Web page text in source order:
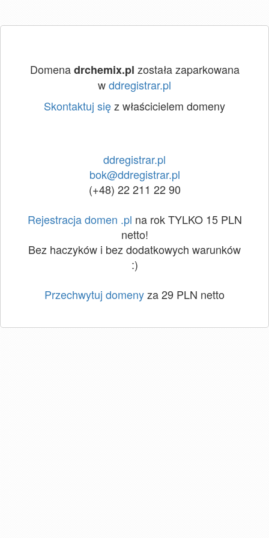
Domenadrchemix.pl została zaparkowana
wddregistrar.pl
Skontaktuj sięz właścicielem domeny
ddregistrar.pl
bok@ddregistrar.pl
(+48) 22 211 22 90
Rejestracja domen .pl na rok TYLKO 15 PLN
netto!
Bez haczyków i bez dodatkowych warunków
:)
Przechwytuj domenyza 29 PLN netto